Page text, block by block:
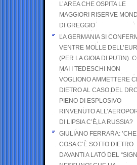
L’AREA CHE OSPITA LE
MAGGIORI RISERVE
DI GREGGIO
LA GERMANIA SI
VENTRE MOLLE
(PER LA GIOIA DI PUTIN).
MAI I TEDESCHI NON
VOGLIONO AMMETTERE
DIETRO AL CASO DEL
PIENO DI ESPLOSIVO
RINVENUTO
DI LIPSIA C’È LA RUSSIA?
GIULIANO FERRARA: ’CHE
COSA C’È SOTTO DIETRO
DAVANTI A LATO DEL